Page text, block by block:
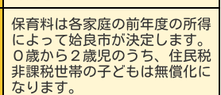
保育料は各家庭の前年度の所得
によって姶良市が決定します。
０歳から２歳児のうち、住民税
非課税世帯の子どもは無償化に
なります。